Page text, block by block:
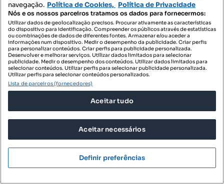
PORTAIS
Mapa do Site
Contacte-nos
SIGA-NOS:
navegação. Política de Cookies, Política de Privacidade
Nós e os nossos parceiros tratamos os dados para fornecermos:
Utilizar dados de geolocalização precisos. Procurar ativamente as características
do dispositivo para identificação. Compreender os públicos através de estatísticas
ou combinações de dados de diferentes fontes. Armazenar e/ou aceder a
informações num dispositivo. Medir o desempenho da publicidade. Criar perfis
para personalizar conteúdos. Criar perfis para publicidade personalizada.
Desenvolver e melhorar serviços. Utilizar dados limitados para selecionar
publicidade. Medir o desempenho dos conteúdos. Utilizar dados limitados para
selecionar conteúdos. Utilizar perfis para selecionar publicidade personalizada.
Utilizar perfis para selecionar conteúdos personalizados.
Lista de parceiros (fornecedores)
Aceitar tudo
Aceitar necessários
Definir preferências